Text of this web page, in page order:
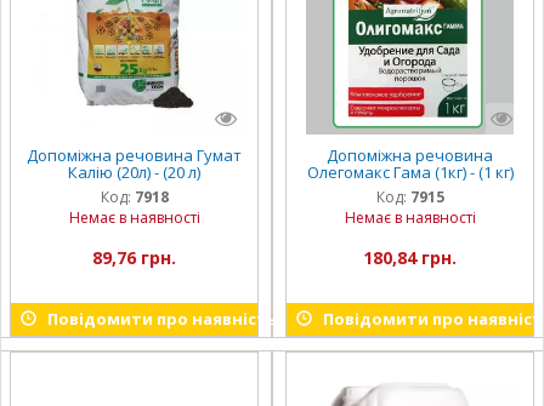
Допоміжна речовина Гумат
Калію (20л) - (20 л)
Код: 7918
Немає в наявності
89,76 грн.
Повідомити про наявність
Допоміжна речовина
Олегомакс Гама (1кг) - (1 кг)
Код: 7915
Немає в наявності
180,84 грн.
Повідомити про